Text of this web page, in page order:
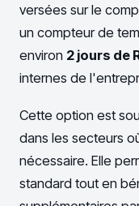
versées sur le
un compteur de
environ 2 jours de
internes de
Cette option est
dans les secteurs
nécessaire. Elle
standard tout en